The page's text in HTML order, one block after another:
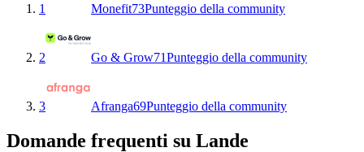
1 Monefit73Punteggio della community
2 Go & Grow71Punteggio della community
3 Afranga69Punteggio della community
Domande frequenti su Lande